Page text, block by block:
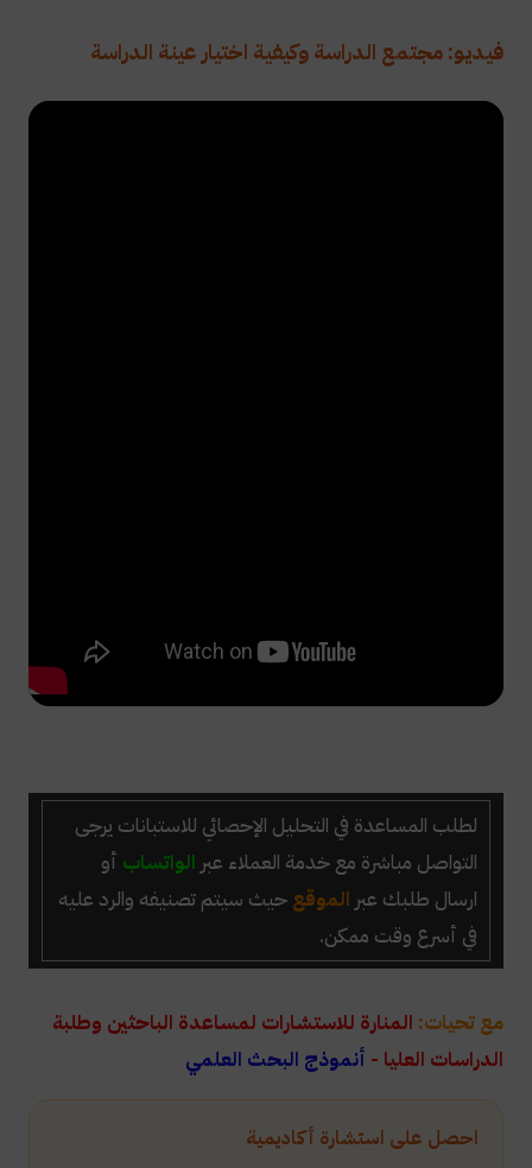
احصل على استشارة أكاديمية
فيديو: مجتمع الدراسة وكيفية اختيار عينة الدراسة
لطلب المساعدة في التحليل الإحصائي للاستبانات يرجى
التواصل مباشرة مع خدمة العملاء عبر الواتساب أو
ارسال طلبك عبر الموقع حيث سيتم تصنيفه والرد عليه
في أسرع وقت ممكن.
مع تحيات: المنارة للاستشارات لمساعدة الباحثين وطلبة
الدراسات العليا - أنموذج البحث العلمي